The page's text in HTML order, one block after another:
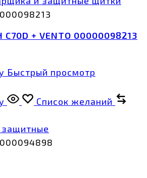
C70D + VENTO 00000098213
Быстрый просмотр
Список желаний